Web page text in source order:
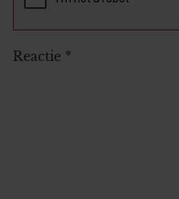
Reactie *